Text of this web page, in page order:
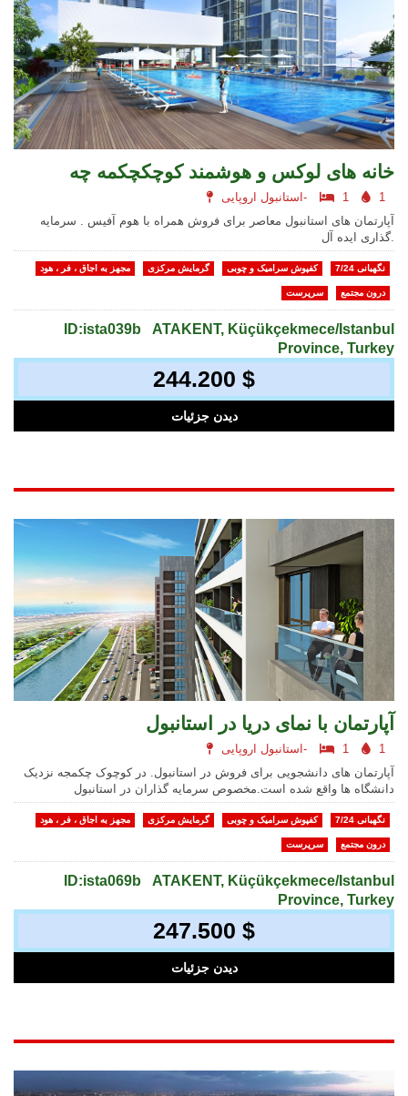
خانه های لوکس و هوشمند کوچکچکمه چه
استانبول اروپایی- 1
1
آپارتمان های استانبول معاصر برای فروش همراه با هوم آفیس . سرمایه
گذاری ایده آل.
مجهز به اجاق ، فر ، هود گرمایش مرکزی کفپوش سرامیک و چوبی نگهبانی 7/24
سرپرست درون مجتمع
ID:ista039b
ATAKENT, Küçükçekmece/Istanbul
Province, Turkey
244.200 $
دیدن جزئیات
آپارتمان با نمای دریا در استانبول
استانبول اروپایی- 1
1
آپارتمان های دانشجویی برای فروش در استانبول. در کوچوک چکمجه نزدیک
دانشگاه ها واقع شده است.مخصوص سرمایه گذاران در استانبول
مجهز به اجاق ، فر ، هود گرمایش مرکزی کفپوش سرامیک و چوبی نگهبانی 7/24
سرپرست درون مجتمع
ID:ista069b
ATAKENT, Küçükçekmece/Istanbul
Province, Turkey
247.500 $
دیدن جزئیات